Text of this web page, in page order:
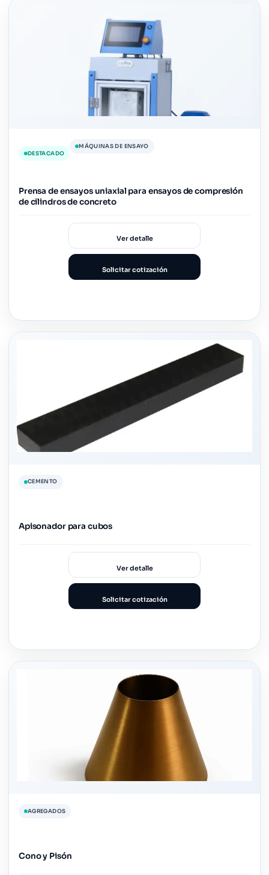
DESTACADO
MÁQUINAS DE ENSAYO
Prensa de ensayos uniaxial para ensayos de compresión
de cilindros de concreto
Ver detalle
Solicitar cotización
CEMENTO
Apisonador para cubos
Ver detalle
Solicitar cotización
AGREGADOS
Cono y Pisón